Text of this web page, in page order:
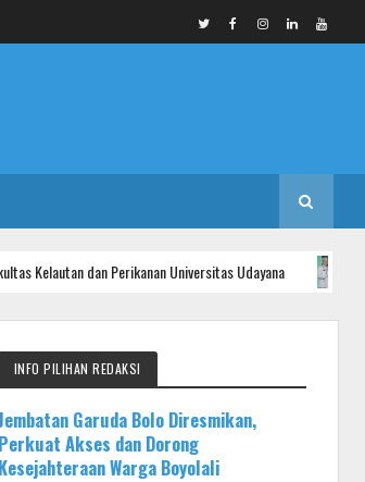
dan Perikanan Universitas Udayana INFO
INFO PILIHAN REDAKSI
Garuda Bolo Diresmikan,
Perkuat Akses dan Dorong
Kesejahteraan Warga Boyolali